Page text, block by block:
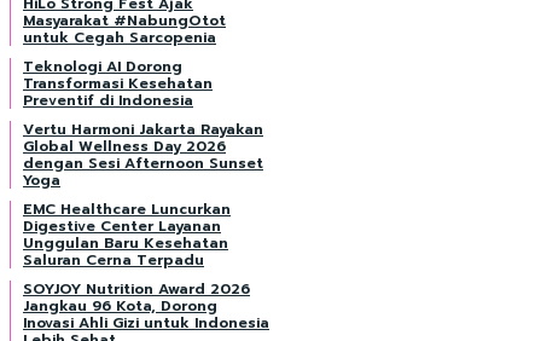
Masyarakat #NabungOtot
untuk Cegah Sarcopenia
Teknologi AI Dorong
Transformasi Kesehatan
Preventif di Indonesia
Vertu Harmoni Jakarta Rayakan
Global Wellness Day 2026
dengan Sesi Afternoon Sunset
Yoga
EMC Healthcare Luncurkan
Digestive Center Layanan
Unggulan Baru Kesehatan
Saluran Cerna Terpadu
SOYJOY Nutrition Award 2026
Jangkau 96 Kota, Dorong
Inovasi Ahli Gizi untuk Indonesia